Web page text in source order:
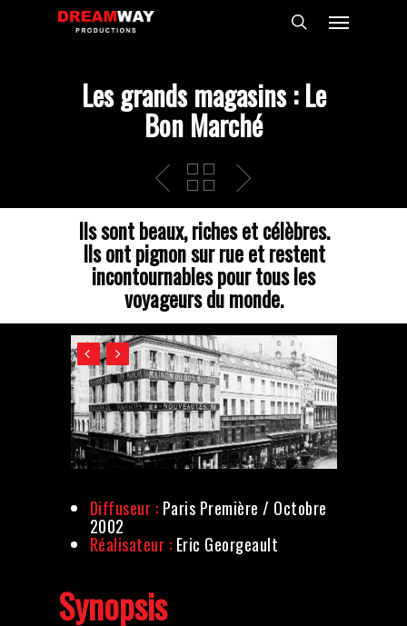
Menu
Les grands magasins : Le
Bon Marché
Ils sont beaux, riches et célèbres.
Ils ont pignon sur rue et restent
incontournables pour tous les
voyageurs du monde.
Diffuseur : Paris Première / Octobre
2002
Réalisateur : Eric Georgeault
Synopsis